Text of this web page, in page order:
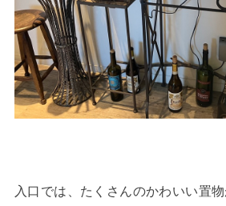
入口では、たくさんのかわいい置